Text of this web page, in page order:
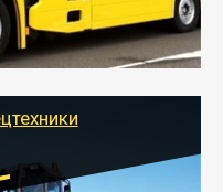
доставку
маршрут с
следования.